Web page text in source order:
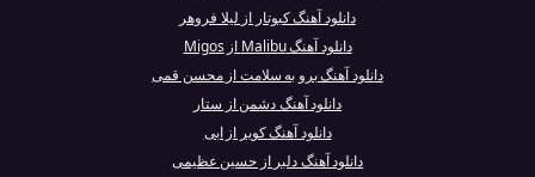
دانلود آهنگ کبوتار از لیلا فروهر
دانلود آهنگ Malibu از Migos
دانلود آهنگ برو به سلامت از محسن قمی
دانلود آهنگ دشمن از ستار
دانلود آهنگ کویر از ابی
دانلود آهنگ دلبر از حسین عظیمی